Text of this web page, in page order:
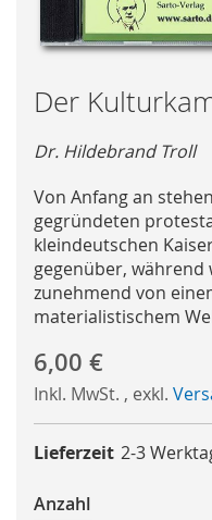
Skip
to
the
beginning
of
the
images
gallery
Der
Dr. Hildebrand Troll
Von Anfang an
gegründeten
kleindeutschen
gegenüber, während
zunehmend von
materialistischem
6,00 €
Inkl. MwSt. , exkl.
Lieferzeit 2-3
Anzahl